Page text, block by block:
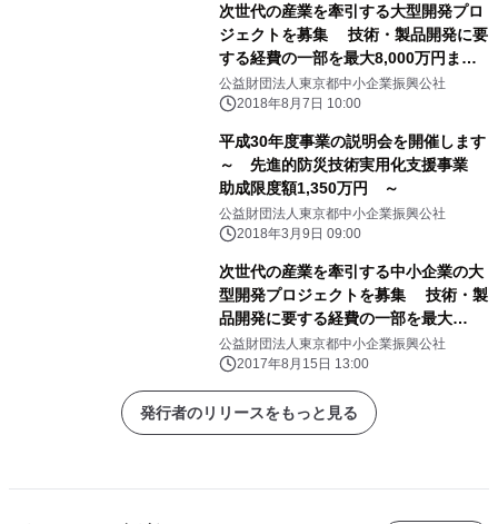
次世代の産業を牽引する大型開発プロ
ジェクトを募集 技術・製品開発に要
する経費の一部を最大8,000万円まで
支援
公益財団法人東京都中小企業振興公社
2018年8月7日 10:00
平成30年度事業の説明会を開催します
～ 先進的防災技術実用化支援事業
助成限度額1,350万円 ～
公益財団法人東京都中小企業振興公社
2018年3月9日 09:00
次世代の産業を牽引する中小企業の大
型開発プロジェクトを募集 技術・製
品開発に要する経費の一部を最大
8,000万円まで支援
公益財団法人東京都中小企業振興公社
2017年8月15日 13:00
発行者のリリースをもっと見る